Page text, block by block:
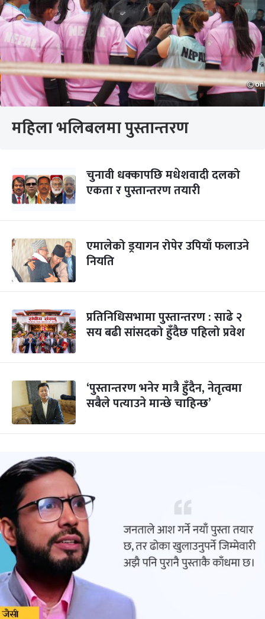
महिला भलिबलमा पुस्तान्तरण
चुनावी धक्कापछि मधेशवादी दलको
एकता र पुस्तान्तरण तयारी
एमालेको ड्रयागन रोपेर उपियाँ फलाउने
नियति
प्रतिनिधिसभामा पुस्तान्तरण : साढे २
सय बढी सांसदको हुँदैछ पहिलो प्रवेश
‘पुस्तान्तरण भनेर मात्रै हुँदैन, नेतृत्वमा
सबैले पत्याउने मान्छे चाहिन्छ’